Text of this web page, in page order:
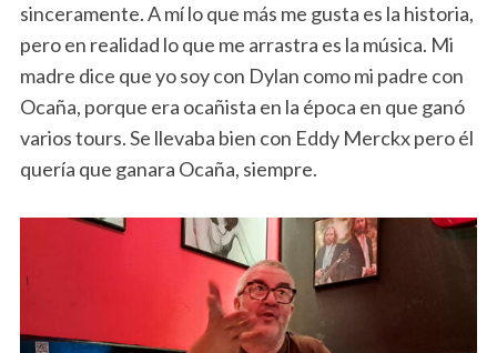
sinceramente. A mí lo que más me gusta es la historia,
pero en realidad lo que me arrastra es la música. Mi
madre dice que yo soy con Dylan como mi padre con
Ocaña, porque era ocañista en la época en que ganó
varios tours. Se llevaba bien con Eddy Merckx pero él
quería que ganara Ocaña, siempre.